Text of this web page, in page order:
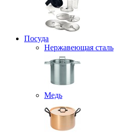
Посуда
Нержавеющая сталь
Медь